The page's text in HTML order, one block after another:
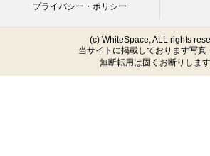
プライバシー・ポリシー
(c) WhiteSpace, ALL rights
当サイトに掲載しております写真
無断転用は固くお断りします